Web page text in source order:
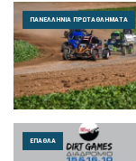
ΠΑΝΕΛΛΉΝΙΑ ΠΡΩΤΑΘΛΉΜΑΤΑ
ΈΠΑΘΛΑ